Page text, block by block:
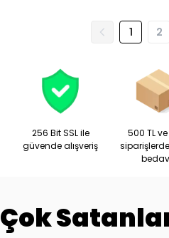
1 2
256 Bit SSL ile
güvende alışveriş
500 TL
Çok